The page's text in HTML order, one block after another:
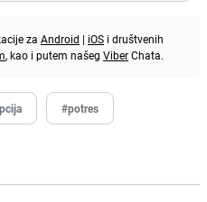
za Android | iOS i društvenih
, kao i putem našeg ViberChata.
#potres